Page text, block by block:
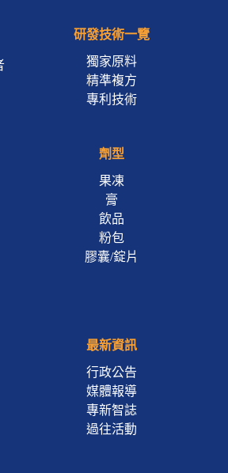
研發技術一覽
獨家原料
精準複方
專利技術
劑型
果凍
膏
飲品
粉包
膠囊/錠片
最新資訊
行政公告
媒體報導
專新智誌
過往活動